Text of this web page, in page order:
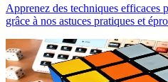
Apprenez des techniques efficaces
grâce à nos astuces pratiques et